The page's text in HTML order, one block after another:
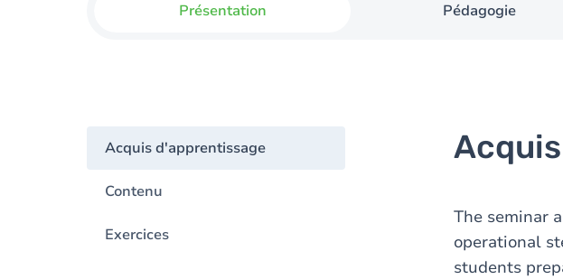
Présentation Pédagogie
Acquis d'apprentissage
Contenu
Exercices
The seminar
operational
students